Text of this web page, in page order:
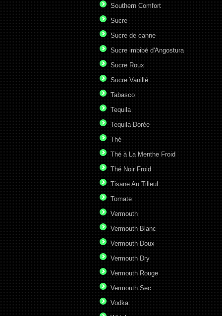
Southern Comfort
Sucre
Sucre de canne
Sucre imbibé d'Angostura
Sucre Roux
Sucre Vanillé
Tabasco
Tequila
Tequila Dorée
Thé
Thé à La Menthe Froid
Thé Noir Froid
Tisane Au Tilleul
Tomate
Vermouth
Vermouth Blanc
Vermouth Doux
Vermouth Dry
Vermouth Rouge
Vermouth Sec
Vodka